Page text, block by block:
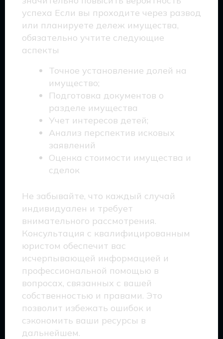
успеха Если вы проходите через развод
или планируете дележ имущества,
обязательно учтите следующие
аспекты
Точное установление долей на
имущество;
Подготовка документов о
разделе имущества
Учет интересов детей;
Анализ перспектив исковых
заявлений
Оценка стоимости имущества и
сделок
Не забывайте, что каждый случай
индивидуален и требует
внимательного рассмотрения.
Консультация с квалифицированным
юристом обеспечит вас
исчерпывающей информацией и
профессиональной помощью в
вопросах, связанных с вашей
собственностью и правами. Это
позволит избежать ошибок и
сэкономить ваши ресурсы в
дальнейшем.